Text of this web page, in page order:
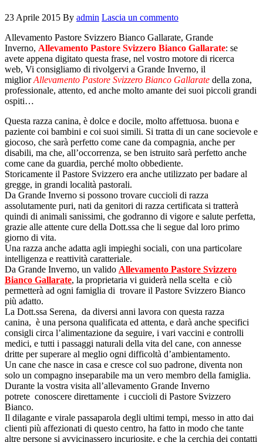
23 Aprile 2015 By admin Lascia un commento
Allevamento Pastore Svizzero Bianco Gallarate, Grande
Inverno, Allevamento Pastore Svizzero Bianco Gallarate: se
avete appena digitato questa frase, nel vostro motore di ricerca
web, Vi consigliamo di rivolgervi a Grande Inverno, il
migliorAllevamento Pastore Svizzero Bianco Gallarate della zona,
professionale, attento, ed anche molto amante dei suoi piccoli grandi
ospiti…
Questa razza canina, è dolce e docile, molto affettuosa. buona e
paziente coi bambini e coi suoi simili. Si tratta di un cane socievole e
giocoso, che sarà perfetto come cane da compagnia, anche per
disabili, ma che, all’occorrenza, se ben istruito sarà perfetto anche
come cane da guardia, perché molto obbediente.
Storicamente il Pastore Svizzero era anche utilizzato per badare al
gregge, in grandi località pastorali.
Da Grande Inverno si possono trovare cuccioli di razza
assolutamente puri, nati da genitori di razza certificata si tratterà
quindi di animali sanissimi, che godranno di vigore e salute perfetta,
grazie alle attente cure della Dott.ssa che li segue dal loro primo
giorno di vita.
Una razza anche adatta agli impieghi sociali, con una particolare
intelligenza e reattività caratteriale.
Da Grande Inverno, un valido Allevamento Pastore Svizzero
Bianco Gallarate, la proprietaria vi guiderà nella scelta e ciò
permetterà ad ogni famiglia di trovare il Pastore Svizzero Bianco
più adatto.
La Dott.ssa Serena, da diversi anni lavora con questa razza
canina, è una persona qualificata ed attenta, e darà anche specifici
consigli circa l’alimentazione da seguire, i vari vaccini e controlli
medici, e tutti i passaggi naturali della vita del cane, con annesse
dritte per superare al meglio ogni difficoltà d’ambientamento.
Un cane che nasce in casa e cresce col suo padrone, diventa non
solo un compagno inseparabile ma un vero membro della famiglia.
Durante la vostra visita all’allevamento Grande Inverno
potrete conoscere direttamente i cuccioli di Pastore Svizzero
Bianco.
Il dilagante e virale passaparola degli ultimi tempi, messo in atto dai
clienti più affezionati di questo centro, ha fatto in modo che tante
altre persone si avvicinassero incuriosite, e che la cerchia dei contatti